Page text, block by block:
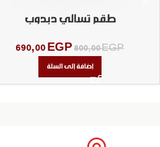
طقم تسالي دبدوب
800,00EGP
690,00 EGP
إضافة إلى السلة